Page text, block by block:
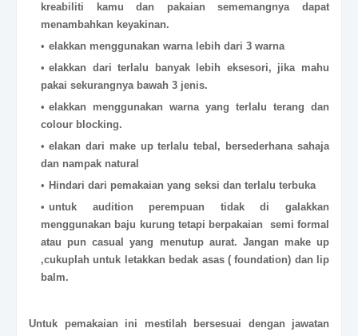
kreabiliti kamu dan pakaian sememangnya dapat
menambahkan keyakinan.
elakkan menggunakan warna lebih dari 3 warna
elakkan dari terlalu banyak lebih eksesori, jika mahu
pakai sekurangnya bawah 3 jenis.
elakkan menggunakan warna yang terlalu terang dan
colour blocking.
elakan dari make up terlalu tebal, bersederhana sahaja
dan nampak natural
Hindari dari pemakaian yang seksi dan terlalu terbuka
untuk audition perempuan tidak di galakkan
menggunakan baju kurung tetapi berpakaian semi formal
atau pun casual yang menutup aurat. Jangan make up
,cukuplah untuk letakkan bedak asas ( foundation) dan lip
balm.
Untuk pemakaian ini mestilah bersesuai dengan jawatan